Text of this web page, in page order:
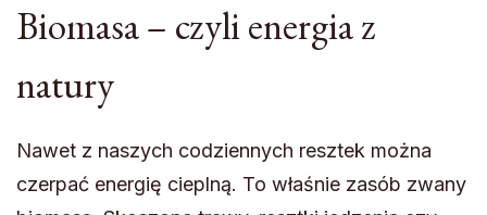
Biomasa – czyli energia z
natury
Nawet z naszych codziennych resztek można
czerpać energię cieplną. To właśnie zasób zwany